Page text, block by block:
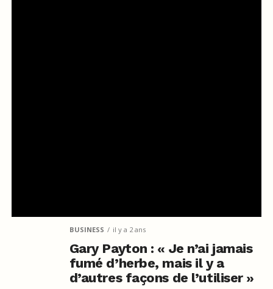
BUSINESS il y a 2 ans
Gary Payton : « Je n’ai jamais
fumé d’herbe, mais il y a
d’autres façons de l’utiliser »